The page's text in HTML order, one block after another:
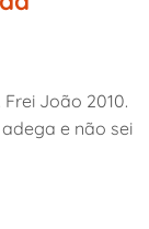
João 2010.
e não sei